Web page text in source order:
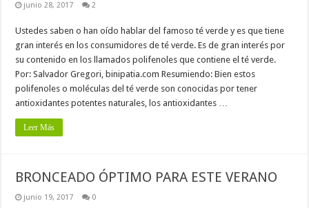
junio 28, 2017 2
Ustedes saben o han oído hablar del famoso té verde y es que tiene
gran interés en los consumidores de té verde. Es de gran interés por
su contenido en los llamados polifenoles que contiene el té verde.
Por: Salvador Gregori, binipatia.com Resumiendo: Bien estos
polifenoles o moléculas del té verde son conocidas por tener
antioxidantes potentes naturales, los antioxidantes …
Leer Más
BRONCEADO ÓPTIMO PARA ESTE VERANO
junio 19, 2017 0